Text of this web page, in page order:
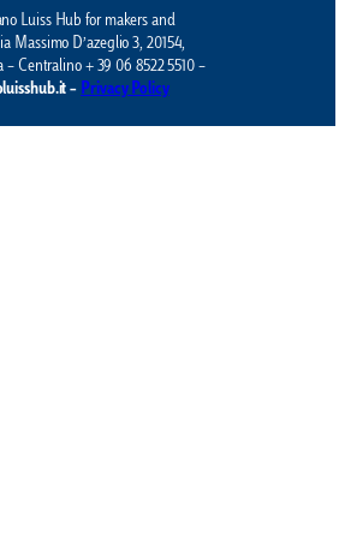
Luiss Hub for makers and
Massimo D’azeglio 3, 20154,
– Centralino + 39 06 8522 5510 –
– Privacy Policy